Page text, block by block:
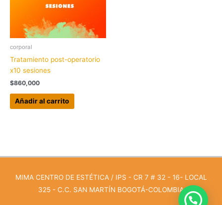
corporal
Tratamiento post-operatorio
x10 sesiones
$860,000
Añadir al carrito
MIMA CENTRO DE ESTÉTICA / IPS - CR 7 # 32 - 16- LOCAL
325 - C.C. SAN MARTÍN BOGOTÁ-COLOMBIA